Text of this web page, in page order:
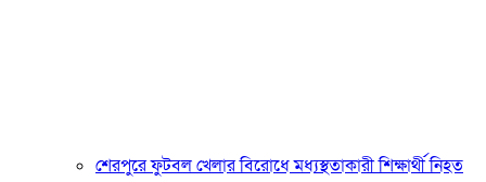
শেরপুরে ফুটবল খেলার বিরোধে মধ্যস্থতাকারী শিক্ষার্থী নিহত